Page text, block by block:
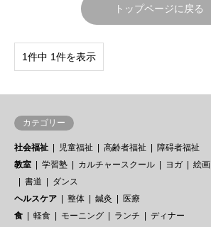
トップページに戻る
1件中 1件を表示
カテゴリー
社会福祉 児童福祉 高齢者福祉
障碍者福祉
教室
学習塾 カルチャースクール ヨガ 絵画
書道
ダンス
ヘルスケア
整体 鍼灸
医療
食
軽食 モーニング ランチ
ディナー